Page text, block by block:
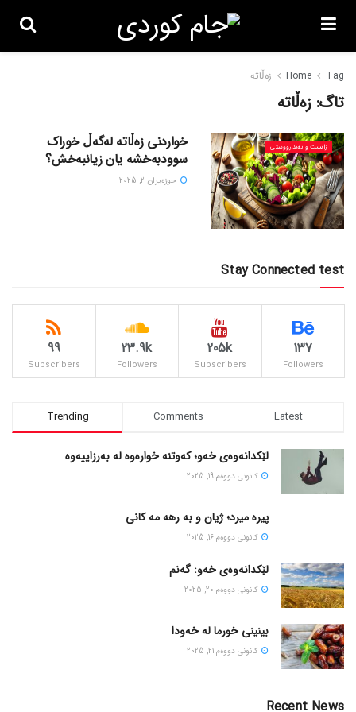
Home Tag زەڵاتە
تاگ: زەڵاتە
زانست و تەندرووستی
خواردنی زەڵاتە لەگەڵ خوراک
سوودبەخشە یان زیانبەخش؟
حوزه‌یران 2, 2025
Stay Connected test
137
Followers
205k
Subscribers
23.9k
Followers
99
Subscribers
Trending Comments Latest
لێکدانەوەی خەو؛ کەوتنە خوارەوە لە بەرزاییەوە
كانونی دووه‌م 19, 2025
پیره میرد؛ ژیان و به رهه مه کانی
كانونی دووه‌م 16, 2025
لێکدانەوەی خەو: گەنم
كانونی دووه‌م 20, 2025
بینینی خورما لە خەودا
كانونی دووه‌م 21, 2025
Recent News